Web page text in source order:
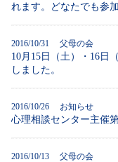
れます。どなたでも参
2016/10/31 父母の会
10月15日（土）・16日
しました。
2016/10/26 お知らせ
心理相談センター主催
2016/10/13 父母の会